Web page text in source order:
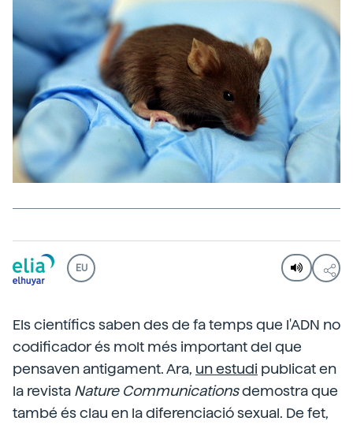
EU
Els científics saben des de fa temps que l'ADN no
codificador és molt més important del que
pensaven antigament. Ara, un estudi publicat en
la revista Nature Communicationsdemostra que
també és clau en la diferenciació sexual. De fet,